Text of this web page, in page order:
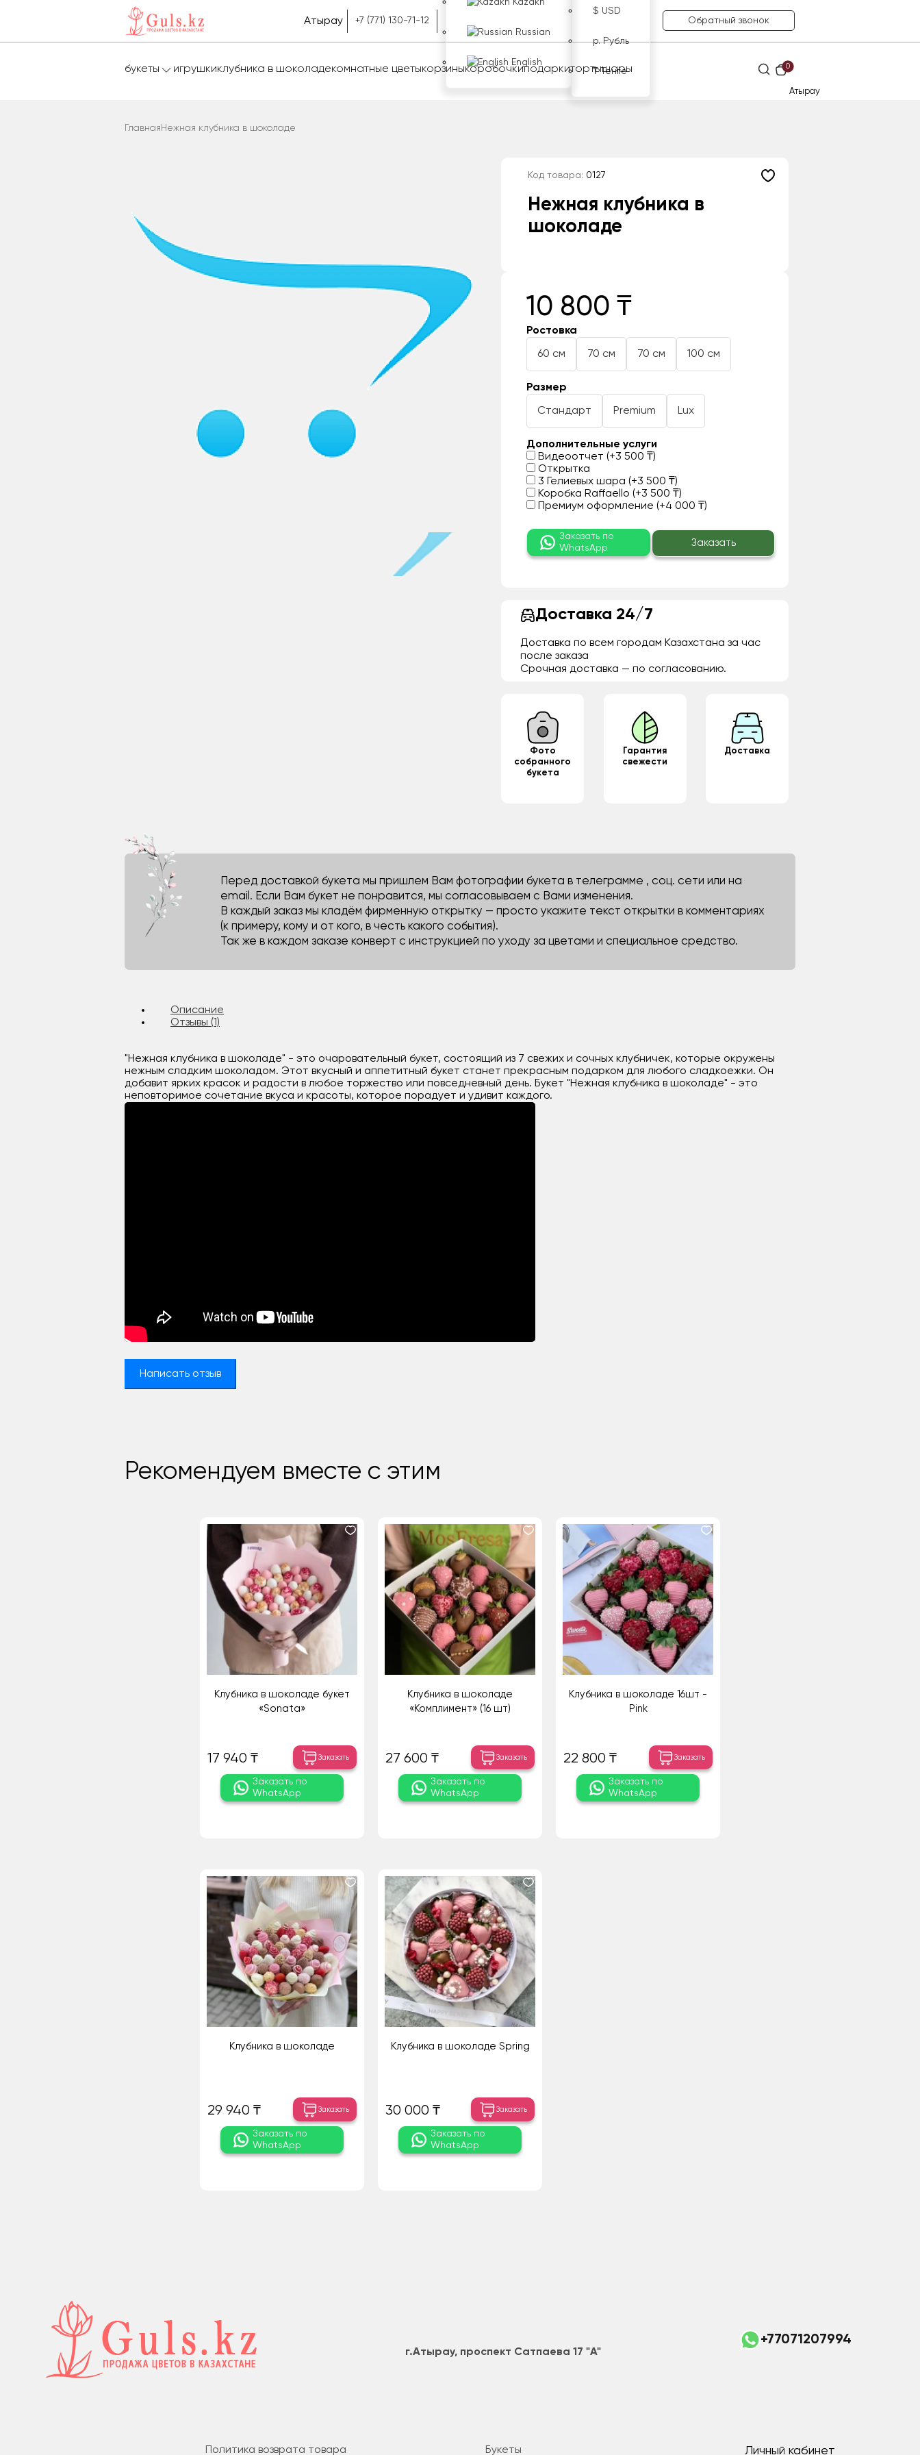
Атырау +7 (771) 130-71-12
Kazakh
Russian
English
$ USD
р. Рубль
₸ Тенге
Обратный звонок
букеты игрушкиклубника в шоколадекомнатные цветыкорзиныкоробочкиподаркитортышары 0
Атырау
Главная Нежная клубника в шоколаде
Код товара: 0127
Нежная клубника в
шоколаде
10 800 ₸
Ростовка
60 см 70 см 70 см 100 см
Размер
Стандарт Premium Lux
Дополнительные услуги
Видеоотчет (+3 500 ₸)
Открытка
3 Гелиевых шара (+3 500 ₸)
Коробка Raffaello (+3 500 ₸)
Премиум оформление (+4 000 ₸)
Заказать по
WhatsApp
Заказать
Доставка 24/7
Доставка по всем городам Казахстана за час
после заказа
Срочная доставка — по согласованию.
Фото
собранного
букета
Гарантия
свежести
Доставка
Перед доставкой букета мы пришлем Вам фотографии букета в телеграмме , соц. сети или на
email. Если Вам букет не понравится, мы согласовываем с Вами изменения.
В каждый заказ мы кладём фирменную открытку — просто укажите текст открытки в комментариях
(к примеру, кому и от кого, в честь какого события).
Так же в каждом заказе конверт с инструкцией по уходу за цветами и специальное средство.
Описание
Отзывы (1)
"Нежная клубника в шоколаде" - это очаровательный букет, состоящий из 7 свежих и сочных клубничек, которые окружены
нежным сладким шоколадом. Этот вкусный и аппетитный букет станет прекрасным подарком для любого сладкоежки. Он
добавит ярких красок и радости в любое торжество или повседневный день. Букет "Нежная клубника в шоколаде" - это
неповторимое сочетание вкуса и красоты, которое порадует и удивит каждого.
Написать отзыв
Рекомендуем вместе с этим
Клубника в шоколаде букет
«Sonata»
17 940 ₸ Заказать
Заказать по
WhatsApp
Клубника в шоколаде
«Комплимент» (16 шт)
27 600 ₸ Заказать
Заказать по
WhatsApp
Клубника в шоколаде 16шт -
Pink
22 800 ₸ Заказать
Заказать по
WhatsApp
Клубника в шоколаде
29 940 ₸ Заказать
Заказать по
WhatsApp
Клубника в шоколаде Spring
30 000 ₸ Заказать
Заказать по
WhatsApp
г.Атырау, проспект Сатпаева 17 "А"
+77071207994
Политика возврата товара Букеты Личный кабинет